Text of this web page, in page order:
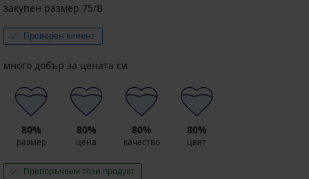
закупен размер 75/B
Проверен клиент
много добър за цената си
80%
размер
80%
цена
80%
качество
80%
цвят
Препоръчвам този продукт